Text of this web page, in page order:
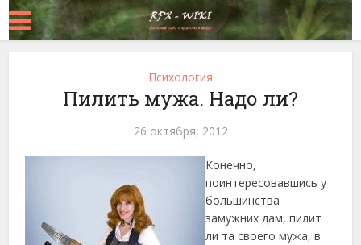
Психология
Пилить мужа. Надо ли?
26 октября, 2012
Конечно,
поинтересовавшись у
большинства
замужних дам, пилит
ли та своего мужа, в